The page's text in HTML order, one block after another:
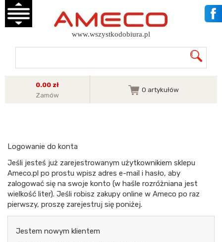
www.wszystkodobiura.pl
0.00 zł
Zamów
0 artykułów
Logowanie do konta
Jeśli jesteś już zarejestrowanym użytkownikiem sklepu
Ameco.pl po prostu wpisz adres e-mail i hasło, aby
zalogować się na swoje konto (w haśle rozróżniana jest
wielkość liter). Jeśli robisz zakupy online w Ameco po raz
pierwszy, proszę zarejestruj się poniżej.
Jestem nowym klientem